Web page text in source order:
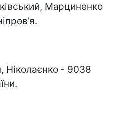
Марциненко
Ніколаєнко - 9038